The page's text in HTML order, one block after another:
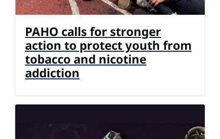
PAHO calls for stronger
action to protect youth from
tobacco and nicotine
addiction